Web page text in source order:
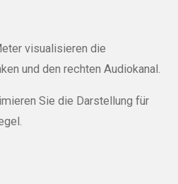
visualisieren die
und den rechten Audiokanal.
Sie die Darstellung für